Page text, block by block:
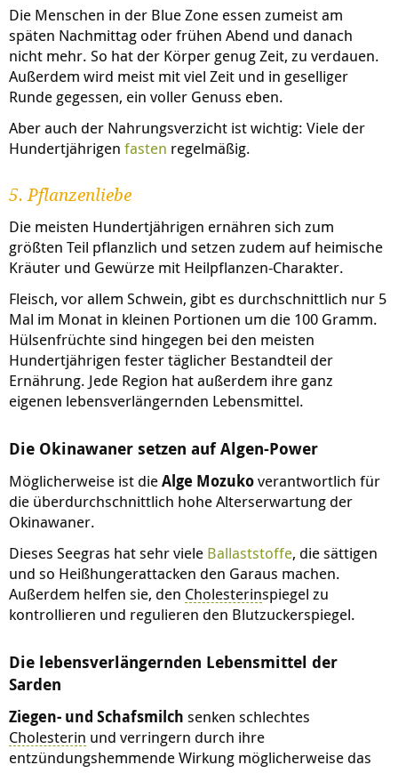
Die Menschen in der Blue Zone essen zumeist am
späten Nachmittag oder frühen Abend und danach
nicht mehr. So hat der Körper genug Zeit, zu verdauen.
Außerdem wird meist mit viel Zeit und in geselliger
Runde gegessen, ein voller Genuss eben.
Aber auch der Nahrungsverzicht ist wichtig: Viele der
Hundertjährigen fasten regelmäßig.
5. Pflanzenliebe
Die meisten Hundertjährigen ernähren sich zum
größten Teil pflanzlich und setzen zudem auf heimische
Kräuter und Gewürze mit Heilpflanzen-Charakter.
Fleisch, vor allem Schwein, gibt es durchschnittlich nur 5
Mal im Monat in kleinen Portionen um die 100 Gramm.
Hülsenfrüchte sind hingegen bei den meisten
Hundertjährigen fester täglicher Bestandteil der
Ernährung. Jede Region hat außerdem ihre ganz
eigenen lebensverlängernden Lebensmittel.
Die Okinawaner setzen auf Algen-Power
Möglicherweise ist dieAlge Mozukoverantwortlich für
die überdurchschnittlich hohe Alterserwartung der
Okinawaner.
Dieses Seegras hat sehr viele Ballaststoffe, die sättigen
und so Heißhungerattacken den Garaus machen.
Außerdem helfen sie, den Cholesterinspiegel zu
kontrollieren und regulieren den Blutzuckerspiegel.
Die lebensverlängernden Lebensmittel der
Sarden
Ziegen- und Schafsmilch senken schlechtes
Cholesterin und verringern durch ihre
entzündungshemmende Wirkung möglicherweise das